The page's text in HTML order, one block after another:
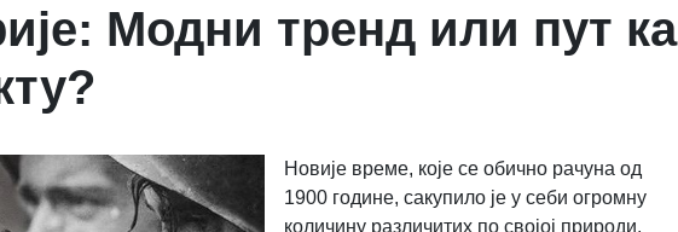
Модни тренд или пут ка
Новије време, које се обично рачуна од
1900 године, сакупило је у себи огромну
количину различитих по својој природи,